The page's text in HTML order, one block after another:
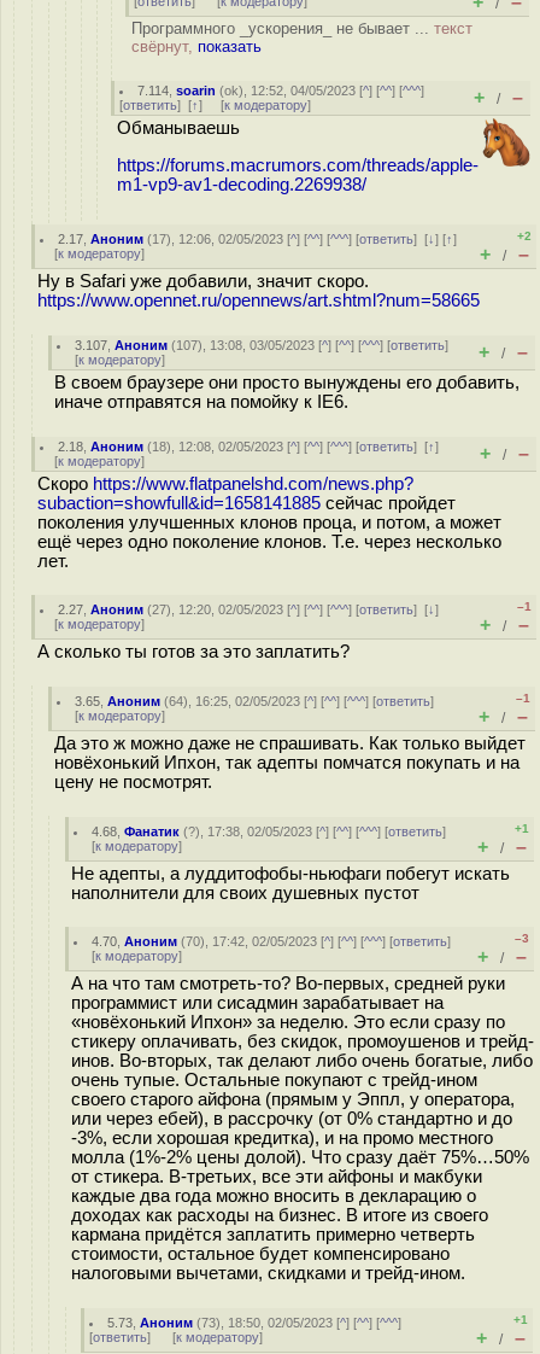
/
Программного _ускорения_ не бывает ... текст
свёрнут, показать
7.114 ,soarin (ok), 12:52, 04/05/2023 [^] [^^] [^^^]
[ответить] [↑] [к модератору] + / –
Обманываешь
https://forums.macrumors.com/threads/apple-
m1-vp9-av1-decoding.2269938/
2.17 ,Аноним (17), 12:06, 02/05/2023 [^] [^^] [^^^] [ответить][↓] [↑]
[к модератору]
+2
+ / –
Ну в Safari уже добавили, значит скоро.
https://www.opennet.ru/opennews/art.shtml?num=58665
3.107 ,Аноним (107), 13:08, 03/05/2023 [^] [^^] [^^^] [ответить]
[к модератору] + / –
В своем браузере они просто вынуждены его добавить,
иначе отправятся на помойку к IE6.
2.18 ,Аноним (18), 12:08, 02/05/2023 [^] [^^] [^^^] [ответить][↑]
[к модератору] + / –
Скоро https://www.flatpanelshd.com/news.php?
subaction=showfull&id=1658141885 сейчас пройдет
поколения улучшенных клонов проца, и потом, а может
ещё через одно поколение клонов. Т.е. через несколько
лет.
2.27 ,Аноним (27), 12:20, 02/05/2023 [^] [^^] [^^^] [ответить][↓]
[к модератору]
–1
+ / –
А сколько ты готов за это заплатить?
3.65 ,Аноним (64), 16:25, 02/05/2023 [^] [^^] [^^^] [ответить]
[к модератору]
–1
+ / –
Да это ж можно даже не спрашивать. Как только выйдет
новёхонький Ипхон, так адепты помчатся покупать и на
цену не посмотрят.
4.68 ,Фанатик (?), 17:38, 02/05/2023 [^] [^^] [^^^] [ответить]
[к модератору]
+1
+ / –
Не адепты, а луддитофобы-ньюфаги побегут искать
наполнители для своих душевных пустот
4.70 ,Аноним (70), 17:42, 02/05/2023 [^] [^^] [^^^] [ответить]
[к модератору]
–3
+ / –
А на что там смотреть-то? Во-первых, средней руки
программист или сисадмин зарабатывает на
«новёхонький Ипхон» за неделю. Это если сразу по
стикеру оплачивать, без скидок, промоушенов и трейд-
инов. Во-вторых, так делают либо очень богатые, либо
очень тупые. Остальные покупают с трейд-ином
своего старого айфона (прямым у Эппл, у оператора,
или через ебей), в рассрочку (от 0% стандартно и до
-3%, если хорошая кредитка), и на промо местного
молла (1%-2% цены долой). Что сразу даёт 75%…50%
от стикера. В-третьих, все эти айфоны и макбуки
каждые два года можно вносить в декларацию о
доходах как расходы на бизнес. В итоге из своего
кармана придётся заплатить примерно четверть
стоимости, остальное будет компенсировано
налоговыми вычетами, скидками и трейд-ином.
5.73 ,Аноним (73), 18:50, 02/05/2023 [^] [^^] [^^^]
[ответить] [к модератору]
+1
+ / –